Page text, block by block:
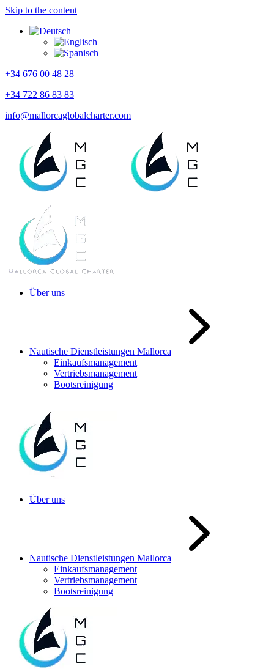
Skip to the content
+34 676 00 48 28
+34 722 86 83 83
info@mallorcaglobalcharter.com
Über uns
Nautische Dienstleistungen Mallorca
Einkaufsmanagement
Vertriebsmanagement
Bootsreinigung
Über uns
Nautische Dienstleistungen Mallorca
Einkaufsmanagement
Vertriebsmanagement
Bootsreinigung